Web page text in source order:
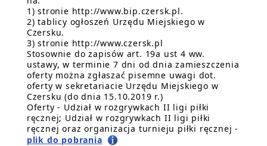
1) stronie http://www.bip.czersk.pl.
2) tablicy ogłoszeń Urzędu Miejskiego w
Czersku.
3) stronie http://www.czersk.pl
Stosownie do zapisów art. 19a ust 4 ww.
ustawy, w terminie 7 dni od dnia zamieszczenia
oferty można zgłaszać pisemne uwagi dot.
oferty w sekretariacie Urzędu Miejskiego w
Czersku (do dnia 15.10.2019 r.)
Oferty - Udział w rozgrywkach II ligi piłki
ręcznej; Udział w rozgrywkach II ligi piłki
ręcznej oraz organizacja turnieju piłki ręcznej -
plik do pobrania